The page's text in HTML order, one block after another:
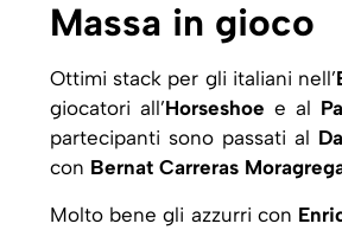
Massa in gioco
Ottimi stack per gli italiani nell’
giocatori all’Horseshoe e al
partecipanti sono passati al
con Bernat Carreras
Molto bene gli azzurri con